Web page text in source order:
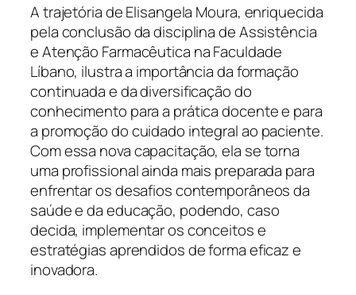
A trajetória de Elisangela Moura, enriquecida
pela conclusão da disciplina de Assistência
e Atenção Farmacêutica na Faculdade
Líbano, ilustra a importância da formação
continuada e da diversificação do
conhecimento para a prática docente e para
a promoção do cuidado integral ao paciente.
Com essa nova capacitação, ela se torna
uma profissional ainda mais preparada para
enfrentar os desafios contemporâneos da
saúde e da educação, podendo, caso
decida, implementar os conceitos e
estratégias aprendidos de forma eficaz e
inovadora.